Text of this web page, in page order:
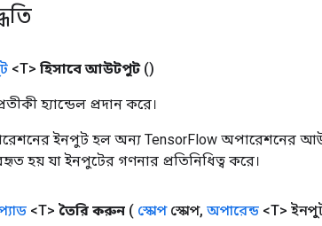
<T> হিসাবে আউটপুট ()
হ্যান্ডেল প্রদান করে।
ইনপুট হল অন্য TensorFlow অপারেশনের
হয় যা ইনপুটের গণনার প্রতিনিধিত্ব করে।
<T> তৈরি করুন ( স্কোপস্কোপ, অপারেন্ড <T>